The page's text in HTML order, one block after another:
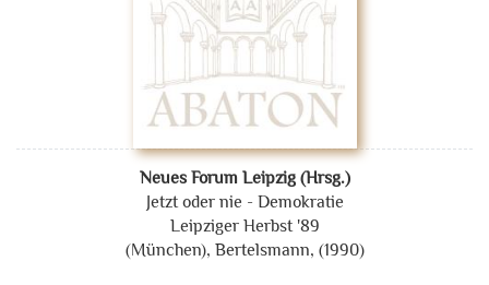
Neues Forum Leipzig (Hrsg.)
Jetzt oder nie - Demokratie
Leipziger Herbst '89
(München), Bertelsmann, (1990)